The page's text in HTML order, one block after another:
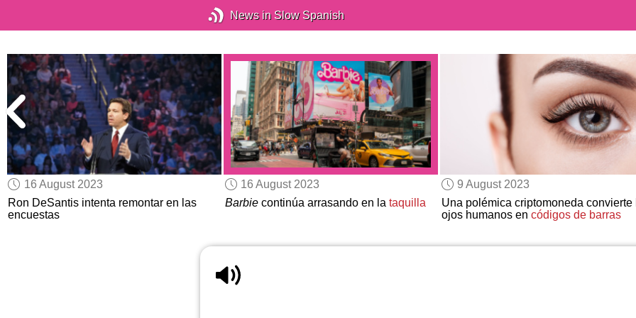
News in Slow Spanish
16 August 2023
Ron DeSantis intenta remontar en las
encuestas
16 August 2023
Barbiecontinúa arrasando en la taquilla
9 August 2023
Una polémica criptomoneda convierte
ojos humanos en códigos de barras